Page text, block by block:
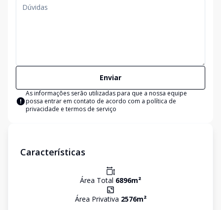
Enviar
As informações serão utilizadas para que a nossa equipe
possa entrar em contato de acordo com a política de
privacidade e termos de serviço
Características
Área Total 6896m²
Área Privativa 2576m²